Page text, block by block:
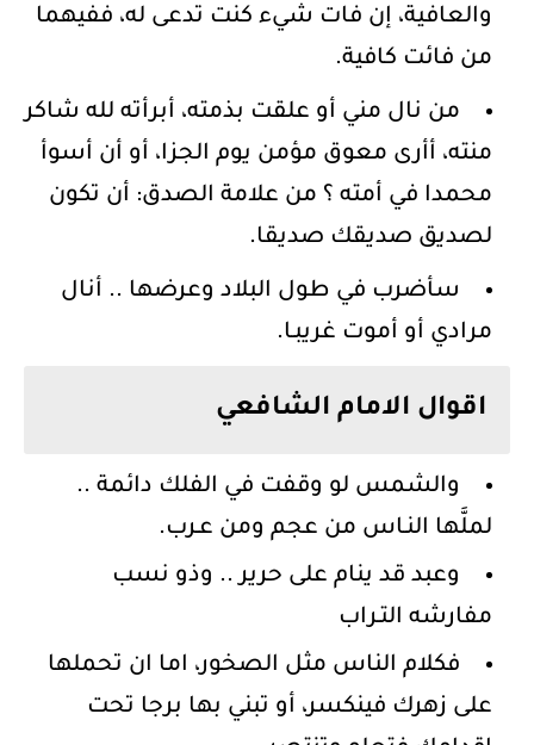
والعافية، إن فات شيء كنت تدعى له، ففيهما
من فائت كافية.
من نال مني أو علقت بذمته، أبرأته لله شاكر
منته، أأرى معوق مؤمن يوم الجزا، أو أن أسوأ
محمدا في أمته ؟ من علامة الصدق: أن تكون
لصديق صديقك صديقا.
سأضرب في طول البلاد وعرضها .. أنال
مرادي أو أموت غريبـا.
اقوال الامام الشافعي
والشمس لو وقفت في الفلك دائمة ..
لملَّها النـاس من عجم ومن عـرب.
وعبد قد ينام على حرير .. وذو نسب
مفارشه التـراب
فكلام الناس مثل الصخور، اما ان تحملها
على زهرك فينكسر، أو تبني بها برجا تحت